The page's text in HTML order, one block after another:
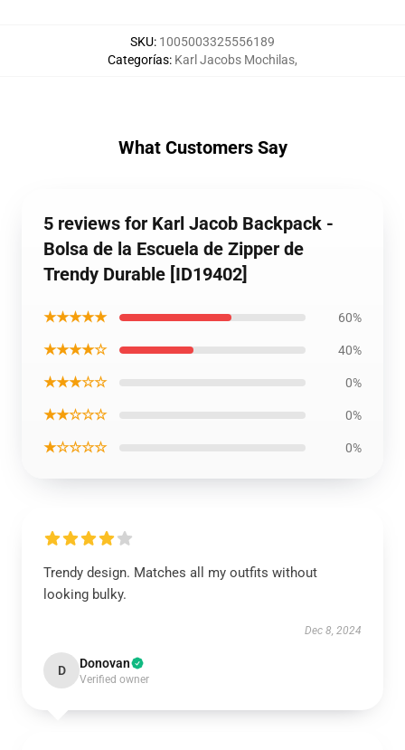
SKU: 1005003325556189
Categorías: Karl Jacobs Mochilas,
What Customers Say
5 reviews for Karl Jacob Backpack -
Bolsa de la Escuela de Zipper de
Trendy Durable [ID19402]
★★★★★ 60%
★★★★☆ 40%
★★★☆☆ 0%
★★☆☆☆ 0%
★☆☆☆☆ 0%
Trendy design. Matches all my outfits without
looking bulky.
Dec 8, 2024
D Donovan
Verified owner